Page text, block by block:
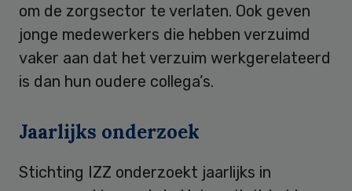
om de zorgsector te verlaten. Ook geven
jonge medewerkers die hebben verzuimd
vaker aan dat het verzuim werkgerelateerd
is dan hun oudere collega’s.
Jaarlijks onderzoek
Stichting IZZ onderzoekt jaarlijks in